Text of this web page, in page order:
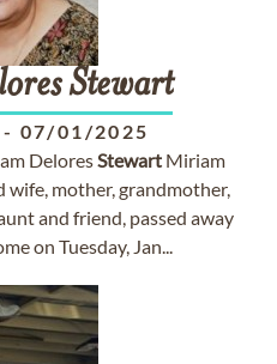
Stewart
- 07/01/2025
DeloresStewart Miriam
wife, mother, grandmother,
and friend, passed away
on Tuesday, Jan...